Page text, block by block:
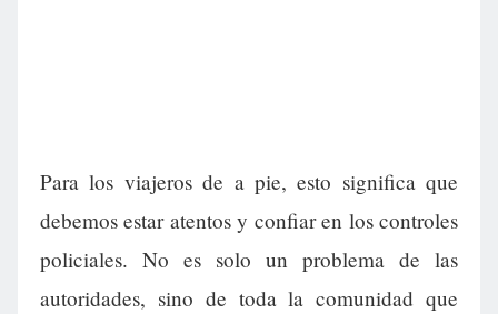
Para los viajeros de a pie, esto significa que
debemos estar atentos y confiar en los controles
policiales. No es solo un problema de las
autoridades, sino de toda la comunidad que